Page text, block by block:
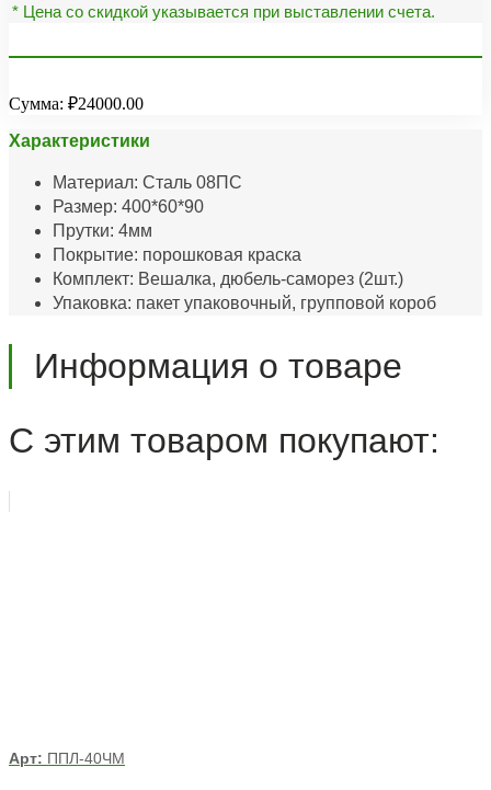
* Цена со скидкой указывается при выставлении счета.
Сумма: ₽24000.00
Характеристики
Материал: Сталь 08ПС
Размер: 400*60*90
Прутки: 4мм
Покрытие: порошковая краска
Комплект: Вешалка, дюбель-саморез (2шт.)
Упаковка: пакет упаковочный, групповой короб
Информация о товаре
С этим товаром покупают:
Арт: ППЛ-40ЧМ